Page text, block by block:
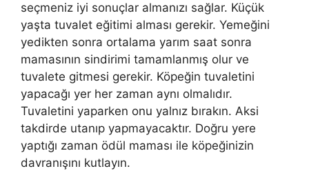
seçmeniz iyi sonuçlar almanızı sağlar. Küçük
yaşta tuvalet eğitimi alması gerekir. Yemeğini
yedikten sonra ortalama yarım saat sonra
mamasının sindirimi tamamlanmış olur ve
tuvalete gitmesi gerekir. Köpeğin tuvaletini
yapacağı yer her zaman aynı olmalıdır.
Tuvaletini yaparken onu yalnız bırakın. Aksi
takdirde utanıp yapmayacaktır. Doğru yere
yaptığı zaman ödül maması ile köpeğinizin
davranışını kutlayın.